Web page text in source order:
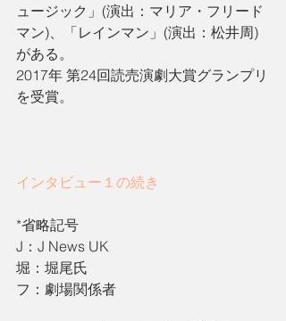
ュージック」(演出：マリア・フリード
マン)、「レインマン」(演出：松井周)
がある。
2017年 第24回読売演劇大賞グランプリ
を受賞。
インタビュー１の続き
*省略記号
J：J News UK
堀：堀尾氏
フ：劇場関係者